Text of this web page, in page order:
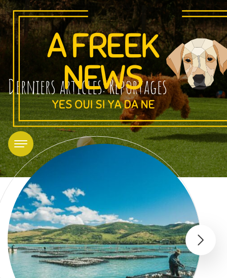
Derniers articles: Reportages